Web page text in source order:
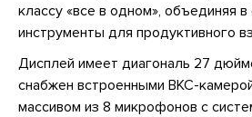
классу «все в одном», объединяя
инструменты для продуктивного
Дисплей имеет диагональ 27
снабжен встроенными ВКС-
массивом из 8 микрофонов с